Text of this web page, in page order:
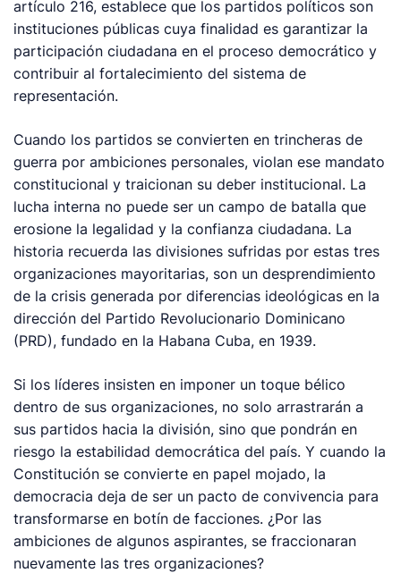
artículo 216, establece que los partidos políticos son
instituciones públicas cuya finalidad es garantizar la
participación ciudadana en el proceso democrático y
contribuir al fortalecimiento del sistema de
representación.
Cuando los partidos se convierten en trincheras de
guerra por ambiciones personales, violan ese mandato
constitucional y traicionan su deber institucional. La
lucha interna no puede ser un campo de batalla que
erosione la legalidad y la confianza ciudadana. La
historia recuerda las divisiones sufridas por estas tres
organizaciones mayoritarias, son un desprendimiento
de la crisis generada por diferencias ideológicas en la
dirección del Partido Revolucionario Dominicano
(PRD), fundado en la Habana Cuba, en 1939.
Si los líderes insisten en imponer un toque bélico
dentro de sus organizaciones, no solo arrastrarán a
sus partidos hacia la división, sino que pondrán en
riesgo la estabilidad democrática del país. Y cuando la
Constitución se convierte en papel mojado, la
democracia deja de ser un pacto de convivencia para
transformarse en botín de facciones. ¿Por las
ambiciones de algunos aspirantes, se fraccionaran
nuevamente las tres organizaciones?